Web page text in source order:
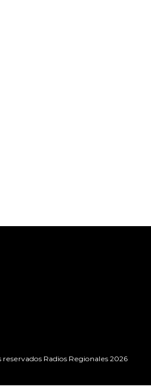
Radios Regionales 2026